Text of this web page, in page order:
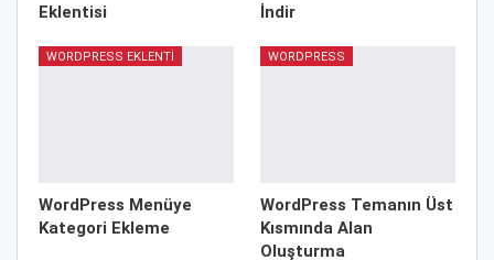
Eklentisi
İndir
WORDPRESS EKLENTI
WordPress Menüye
Kategori Ekleme
WORDPRESS
WordPress Temanın Üst
Kısmında Alan
Oluşturma